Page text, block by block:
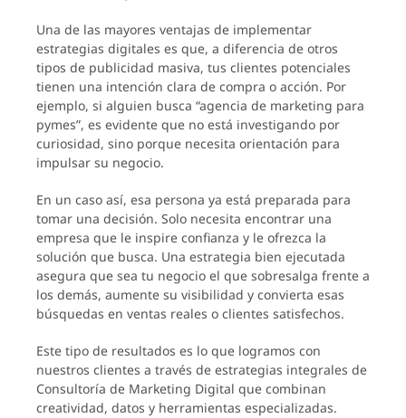
Una de las mayores ventajas de implementar
estrategias digitales es que, a diferencia de otros
tipos de publicidad masiva, tus clientes potenciales
tienen una intención clara de compra o acción. Por
ejemplo, si alguien busca “agencia de marketing para
pymes”, es evidente que no está investigando por
curiosidad, sino porque necesita orientación para
impulsar su negocio.
En un caso así, esa persona ya está preparada para
tomar una decisión. Solo necesita encontrar una
empresa que le inspire confianza y le ofrezca la
solución que busca. Una estrategia bien ejecutada
asegura que sea tu negocio el que sobresalga frente a
los demás, aumente su visibilidad y convierta esas
búsquedas en ventas reales o clientes satisfechos.
Este tipo de resultados es lo que logramos con
nuestros clientes a través de estrategias integrales de
Consultoría de Marketing Digital que combinan
creatividad, datos y herramientas especializadas.